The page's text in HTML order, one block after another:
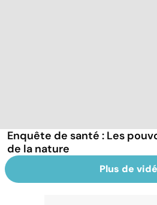
Enquête de santé : Les
de la nature
Plus de